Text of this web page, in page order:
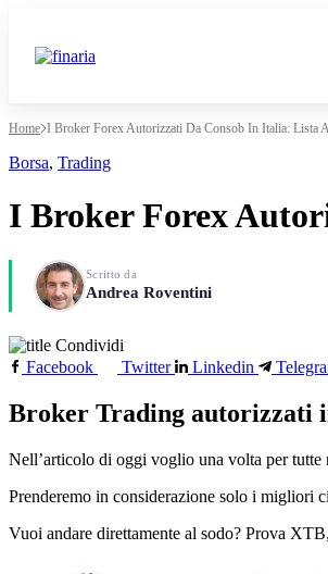
Home I Broker Forex Autorizzati Da Consob In Italia: Lista
Borsa, Trading
I Broker Forex
Scritto da
Andrea Roventini
Condividi
Facebook
Twitter Linkedin
Broker Trading autorizzati
Nell’articolo di oggi voglio una volta per tutte
Prenderemo in considerazione solo i migliori
Vuoi andare direttamente al sodo? Prova